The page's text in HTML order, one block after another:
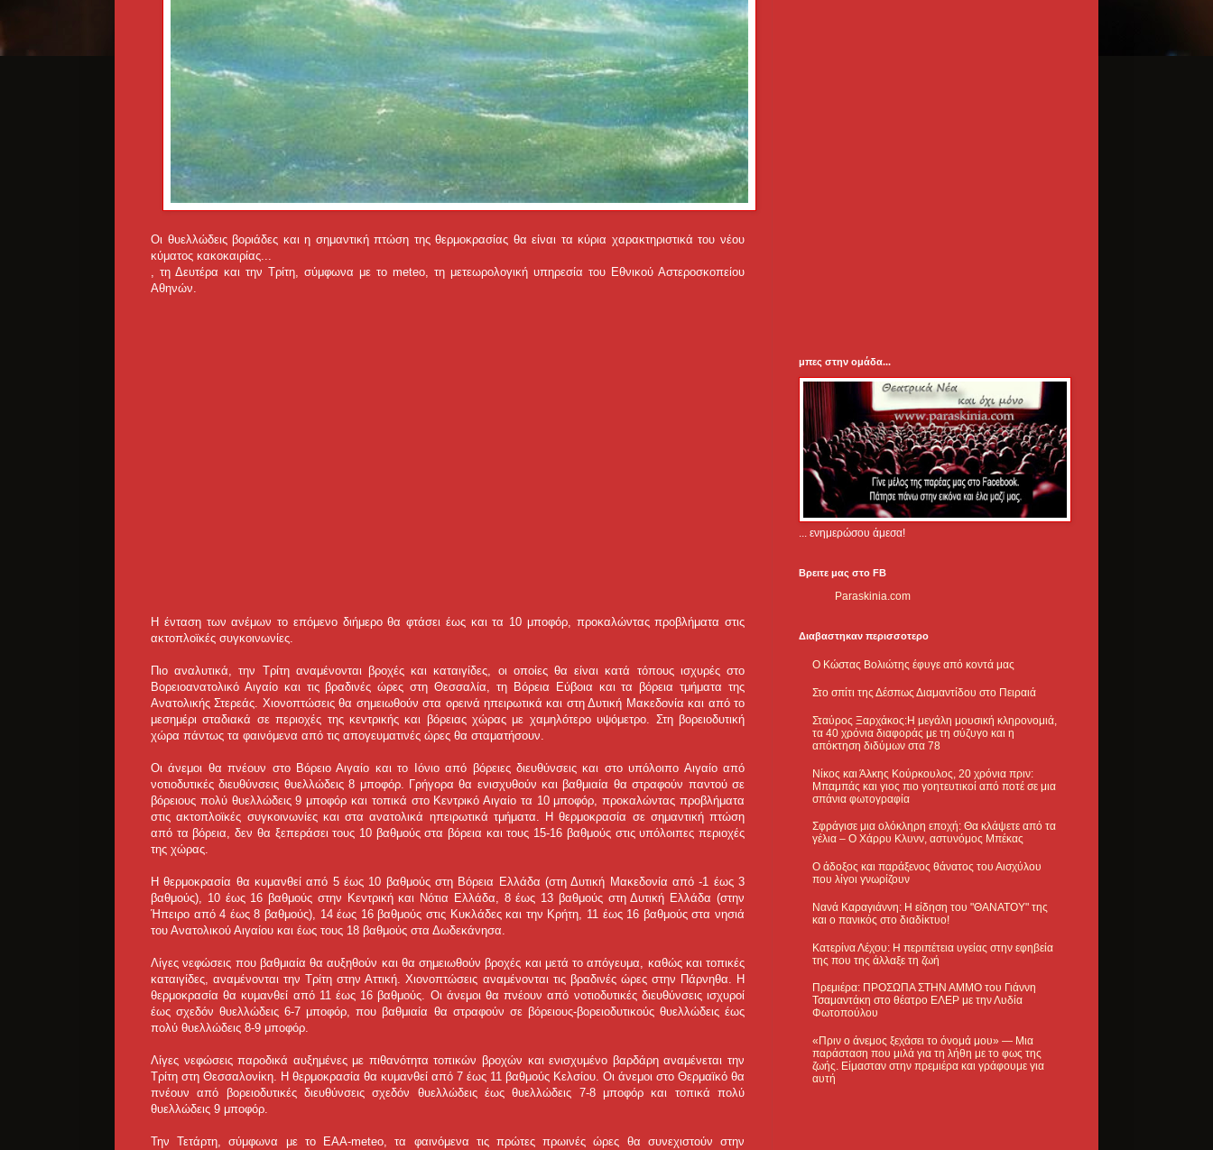
Οι θυελλώδεις βοριάδες και η σημαντική πτώση της θερμοκρασίας θα είναι τα κύρια χαρακτηριστικά του νέου
κύματος κακοκαιρίας...
, τη Δευτέρα και την Τρίτη, σύμφωνα με το meteo, τη μετεωρολογική υπηρεσία του Εθνικού Αστεροσκοπείου
Αθηνών.
Η ένταση των ανέμων το επόμενο διήμερο θα φτάσει έως και τα 10 μποφόρ, προκαλώντας προβλήματα στις
ακτοπλοϊκές συγκοινωνίες.
Πιο αναλυτικά, την Τρίτη αναμένονται βροχές και καταιγίδες, οι οποίες θα είναι κατά τόπους ισχυρές στο
Βορειοανατολικό Αιγαίο και τις βραδινές ώρες στη Θεσσαλία, τη Βόρεια Εύβοια και τα βόρεια τμήματα της
Ανατολικής Στερεάς. Χιονοπτώσεις θα σημειωθούν στα ορεινά ηπειρωτικά και στη Δυτική Μακεδονία και από το
μεσημέρι σταδιακά σε περιοχές της κεντρικής και βόρειας χώρας με χαμηλότερο υψόμετρο. Στη βορειοδυτική
χώρα πάντως τα φαινόμενα από τις απογευματινές ώρες θα σταματήσουν.
Οι άνεμοι θα πνέουν στο Βόρειο Αιγαίο και το Ιόνιο από βόρειες διευθύνσεις και στο υπόλοιπο Αιγαίο από
νοτιοδυτικές διευθύνσεις θυελλώδεις 8 μποφόρ. Γρήγορα θα ενισχυθούν και βαθμιαία θα στραφούν παντού σε
βόρειους πολύ θυελλώδεις 9 μποφόρ και τοπικά στο Κεντρικό Αιγαίο τα 10 μποφόρ, προκαλώντας προβλήματα
στις ακτοπλοϊκές συγκοινωνίες και στα ανατολικά ηπειρωτικά τμήματα. Η θερμοκρασία σε σημαντική πτώση
από τα βόρεια, δεν θα ξεπεράσει τους 10 βαθμούς στα βόρεια και τους 15-16 βαθμούς στις υπόλοιπες περιοχές
της χώρας.
Η θερμοκρασία θα κυμανθεί από 5 έως 10 βαθμούς στη Βόρεια Ελλάδα (στη Δυτική Μακεδονία από -1 έως 3
βαθμούς), 10 έως 16 βαθμούς στην Κεντρική και Νότια Ελλάδα, 8 έως 13 βαθμούς στη Δυτική Ελλάδα (στην
Ήπειρο από 4 έως 8 βαθμούς), 14 έως 16 βαθμούς στις Κυκλάδες και την Κρήτη, 11 έως 16 βαθμούς στα νησιά
του Ανατολικού Αιγαίου και έως τους 18 βαθμούς στα Δωδεκάνησα.
Λίγες νεφώσεις που βαθμιαία θα αυξηθούν και θα σημειωθούν βροχές και μετά το απόγευμα, καθώς και τοπικές
καταιγίδες, αναμένονται την Τρίτη στην Αττική. Χιονοπτώσεις αναμένονται τις βραδινές ώρες στην Πάρνηθα. Η
θερμοκρασία θα κυμανθεί από 11 έως 16 βαθμούς. Οι άνεμοι θα πνέουν από νοτιοδυτικές διευθύνσεις ισχυροί
έως σχεδόν θυελλώδεις 6-7 μποφόρ, που βαθμιαία θα στραφούν σε βόρειους-βορειοδυτικούς θυελλώδεις έως
πολύ θυελλώδεις 8-9 μποφόρ.
Λίγες νεφώσεις παροδικά αυξημένες με πιθανότητα τοπικών βροχών και ενισχυμένο βαρδάρη αναμένεται την
Τρίτη στη Θεσσαλονίκη. Η θερμοκρασία θα κυμανθεί από 7 έως 11 βαθμούς Κελσίου. Οι άνεμοι στο Θερμαϊκό θα
πνέουν από βορειοδυτικές διευθύνσεις σχεδόν θυελλώδεις έως θυελλώδεις 7-8 μποφόρ και τοπικά πολύ
θυελλώδεις 9 μποφόρ.
Την Τετάρτη, σύμφωνα με το ΕΑΑ-meteo, τα φαινόμενα τις πρώτες πρωινές ώρες θα συνεχιστούν στην
μπες στην ομάδα...
... ενημερώσου άμεσα!
Βρειτε μας στο FB
Paraskinia.com
Διαβαστηκαν περισσοτερο
Ο Κώστας Βολιώτης έφυγε από κοντά μας
Στο σπίτι της Δέσπως Διαμαντίδου στο Πειραιά
Σταύρος Ξαρχάκος:Η μεγάλη μουσική κληρονομιά,
τα 40 χρόνια διαφοράς με τη σύζυγο και η
απόκτηση διδύμων στα 78
Νίκος και Άλκης Κούρκουλος, 20 χρόνια πριν:
Μπαμπάς και γιος πιο γοητευτικοί από ποτέ σε μια
σπάνια φωτογραφία
Σφράγισε μια ολόκληρη εποχή: Θα κλάψετε από τα
γέλια – Ο Χάρρυ Κλυνν, αστυνόμος Μπέκας
Ο άδοξος και παράξενος θάνατος του Αισχύλου
που λίγοι γνωρίζουν
Νανά Καραγιάννη: Η είδηση του "ΘΑΝΑΤΟΥ" της
και ο πανικός στο διαδίκτυο!
Κατερίνα Λέχου: Η περιπέτεια υγείας στην εφηβεία
της που της άλλαξε τη ζωή
Πρεμιέρα: ΠΡΟΣΩΠΑ ΣΤΗΝ ΑΜΜΟ του Γιάννη
Τσαμαντάκη στο θέατρο ΕΛΕΡ με την Λυδία
Φωτοπούλου
«Πριν ο άνεμος ξεχάσει το όνομά μου» — Μια
παράσταση που μιλά για τη λήθη με το φως της
ζωής. Είμασταν στην πρεμιέρα και γράφουμε για
αυτή